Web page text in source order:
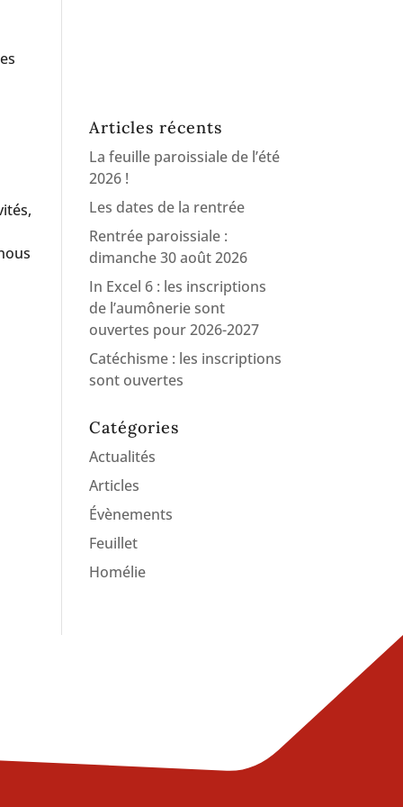
Articles récents
La feuille paroissiale de l’été
2026 !
Les dates de la rentrée
Rentrée paroissiale :
dimanche 30 août 2026
In Excel 6 : les inscriptions
de l’aumônerie sont
ouvertes pour 2026-2027
Catéchisme : les inscriptions
sont ouvertes
Catégories
Actualités
Articles
Évènements
Feuillet
Homélie